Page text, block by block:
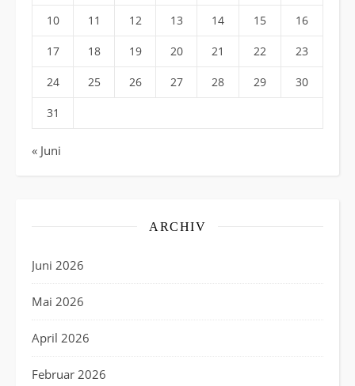
10 11 12 13 14 15 16
17 18 19 20 21 22 23
24 25 26 27 28 29 30
31
« Juni
ARCHIV
Juni 2026
Mai 2026
April 2026
Februar 2026